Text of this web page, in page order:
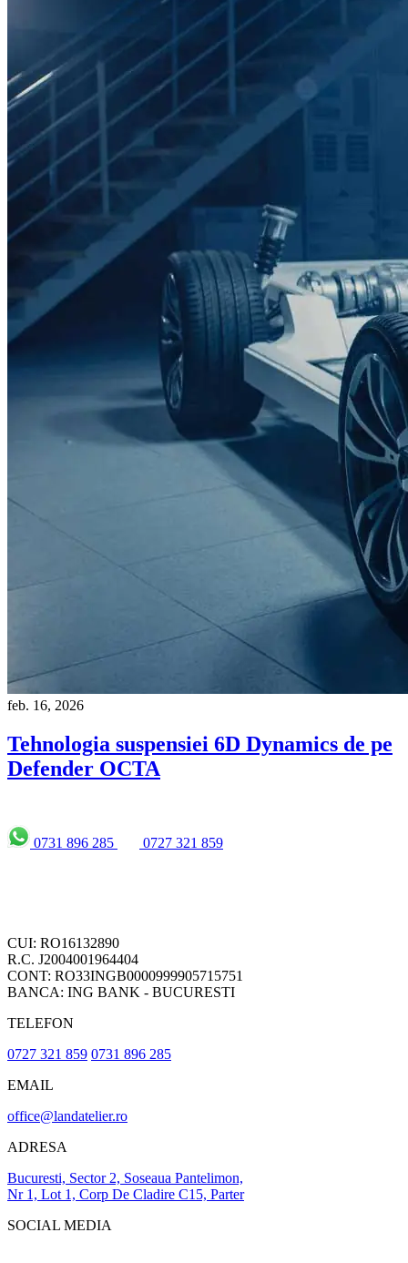
feb. 16, 2026
Tehnologia suspensiei 6D Dynamics de pe
Defender OCTA
0731 896 285 0727 321 859
CUI: RO16132890
R.C. J2004001964404
CONT: RO33INGB0000999905715751
BANCA: ING BANK - BUCURESTI
TELEFON
0727 321 859 0731 896 285
EMAIL
office@landatelier.ro
ADRESA
Bucuresti, Sector 2, Soseaua Pantelimon,
Nr 1, Lot 1, Corp De Cladire C15, Parter
SOCIAL MEDIA